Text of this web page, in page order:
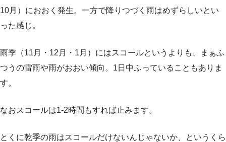
10月）におおく発生。一方で降りつづく雨はめずらしいとい
った感じ。
雨季（11月・12月・1月）にはスコールというよりも、まぁふ
つうの雷雨や雨がおおい傾向。1日中ふっていることもありま
す。
なおスコールは1-2時間もすれば止みます。
とくに乾季の雨はスコールだけないんじゃないか、というくら